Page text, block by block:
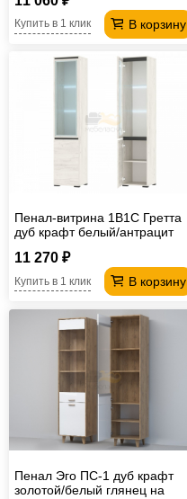
В корзину
Купить в 1 клик
Пенал-витрина 1В1С Гретта
дуб крафт белый/антрацит
11 270 ₽
В корзину
Купить в 1 клик
Пенал Эго ПС-1 дуб крафт
золотой/белый глянец на